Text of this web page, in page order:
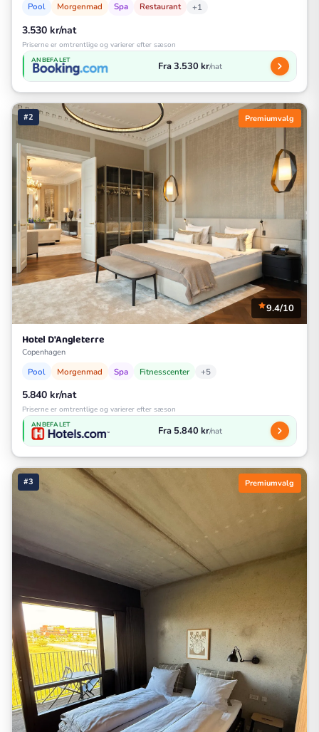
Pool Morgenmad Spa Restaurant +1
3.530 kr/nat
Priserne er omtrentlige og varierer efter sæson
ANBEFALET Fra 3.530 kr/nat
#2 Premiumvalg
9.4/10
Hotel D'Angleterre
Copenhagen
Pool Morgenmad Spa Fitnesscenter +5
5.840 kr/nat
Priserne er omtrentlige og varierer efter sæson
ANBEFALET Fra 5.840 kr/nat
#3 Premiumvalg